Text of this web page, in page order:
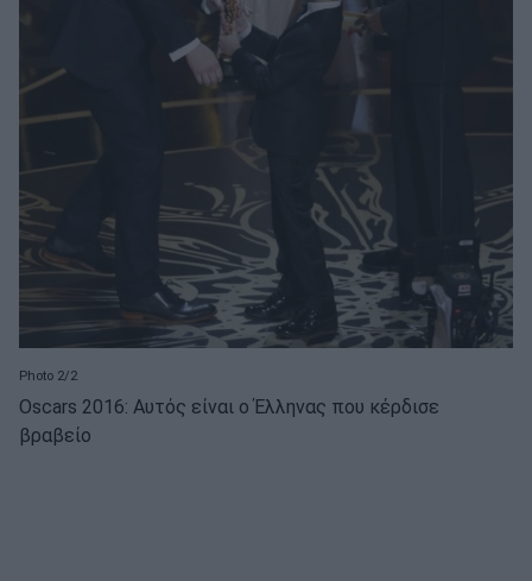
Photo 2/2
Oscars 2016: Αυτός είναι ο Έλληνας που κέρδισε
βραβείο